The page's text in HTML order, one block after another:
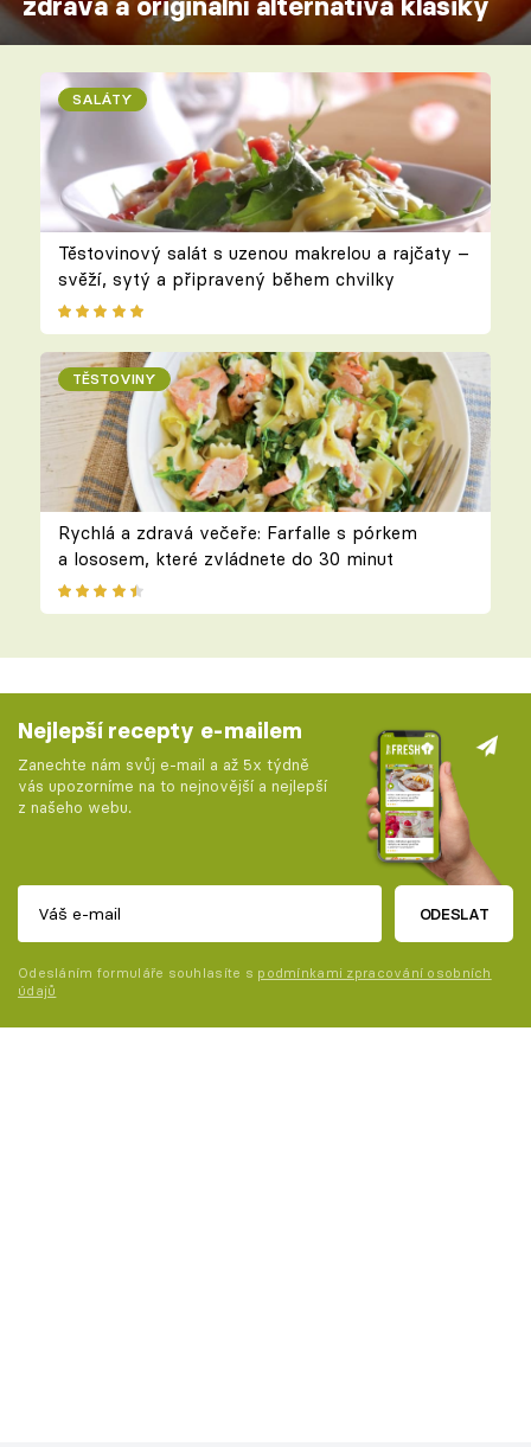
SALÁTY
Těstovinový salát s uzenou makrelou a rajčaty –
svěží, sytý a připravený během chvilky
TĚSTOVINY
Rychlá a zdravá večeře: Farfalle s pórkem
a lososem, které zvládnete do 30 minut
Nejlepší recepty e-mailem
Zanechte nám svůj e-mail a až 5x týdně
vás upozorníme na to nejnovější a nejlepší
z našeho webu.
ODESLAT
Odesláním formuláře souhlasíte s podmínkami zpracování osobních
údajů